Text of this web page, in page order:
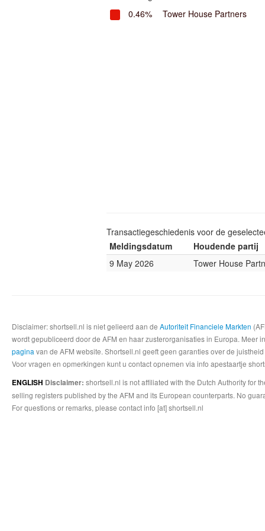
0.46%
Tower House Partners
Transactiegeschiedenis voor de
Meldingsdatum
Houdende partij
9 May 2026
Tower House
Disclaimer: shortsell.nl is niet gelieerd aan de Autoriteit Financiele Markten
wordt gepubliceerd door de AFM en haar zusterorganisaties in Europa.
pagina van de AFM website. Shortsell.nl geeft geen garanties over de
Voor vragen en opmerkingen kunt u contact opnemen via info apestaartje
ENGLISH Disclaimer: shortsell.nl is not affiliated with the Dutch Authority for
selling registers published by the AFM and its European counterparts. No
For questions or remarks, please contact info [at] shortsell.nl